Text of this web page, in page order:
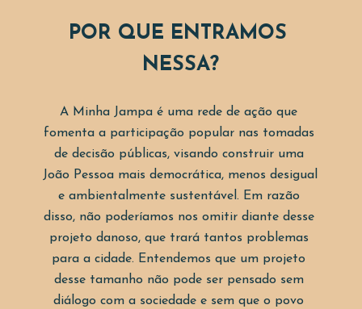
P﻿OR QUE ENTRAMOS
NESSA?
A Minha Jampa é uma rede de ação que
fomenta a participação popular nas tomadas
de decisão públicas, visando construir uma
João Pessoa mais democrática, menos desigual
e ambientalmente sustentável. Em razão
disso, não poderíamos nos omitir diante desse
projeto danoso, que trará tantos problemas
para a cidade. Entendemos que um projeto
desse tamanho não pode ser pensado sem
diálogo com a sociedade e sem que o povo